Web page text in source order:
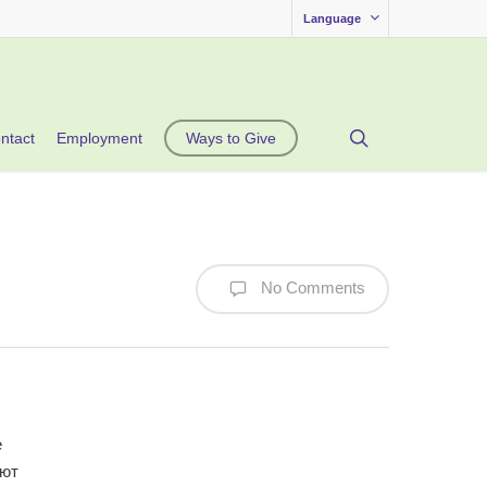
Language
Employment Ways to Give
No Comments